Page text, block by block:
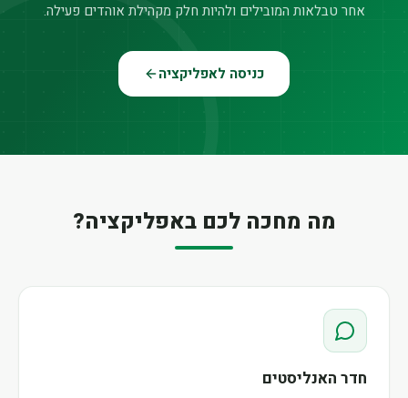
אחר טבלאות המובילים ולהיות חלק מקהילת אוהדים פעילה.
כניסה לאפליקציה
מה מחכה לכם באפליקציה?
חדר האנליסטים